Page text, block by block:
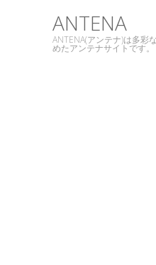
ANTENA
ANTENA(アンテナ)は多彩
めたアンテナサイトです。